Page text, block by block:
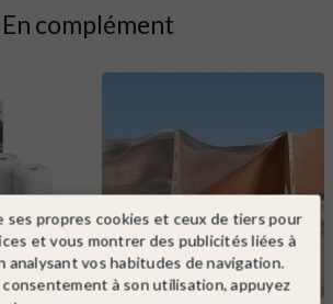
En complément
ses propres cookies et ceux de tiers pour
et vous montrer des publicités liées à
analysant vos habitudes de navigation.
à son utilisation, appuyez